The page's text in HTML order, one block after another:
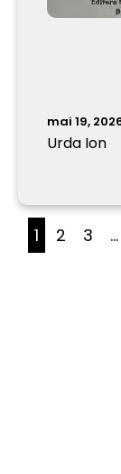
mai 19,
Urda Ion
1 2 3 …